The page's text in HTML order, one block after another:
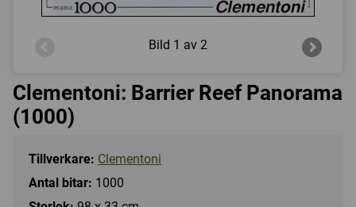
Bild 1 av 2
Clementoni: Barrier Reef Panorama
(1000)
Tillverkare: Clementoni
Antal bitar: 1000